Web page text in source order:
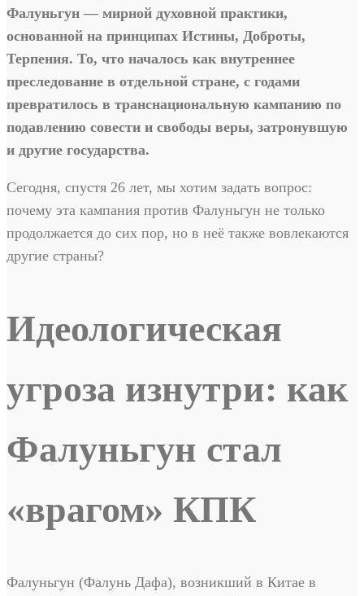
Фалуньгун — мирной духовной практики,
основанной на принципах Истины, Доброты,
Терпения. То, что началось как внутреннее
преследование в отдельной стране, с годами
превратилось в транснациональную кампанию по
подавлению совести и свободы веры, затронувшую
и другие государства.
Сегодня, спустя 26 лет, мы хотим задать вопрос:
почему эта кампания против Фалуньгун не только
продолжается до сих пор, но в неё также вовлекаются
другие страны?
Идеологическая
угроза изнутри: как
Фалуньгун стал
«врагом» КПК
Фалуньгун (Фалунь Дафа), возникший в Китае в